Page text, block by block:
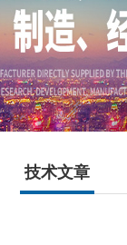
技术文章